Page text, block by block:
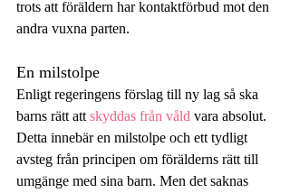
trots att föräldern har kontaktförbud mot den
andra vuxna parten.
En milstolpe
Enligt regeringens förslag till ny lag så ska
barns rätt att skyddas från våld vara absolut.
Detta innebär en milstolpe och ett tydligt
avsteg från principen om förälderns rätt till
umgänge med sina barn. Men det saknas